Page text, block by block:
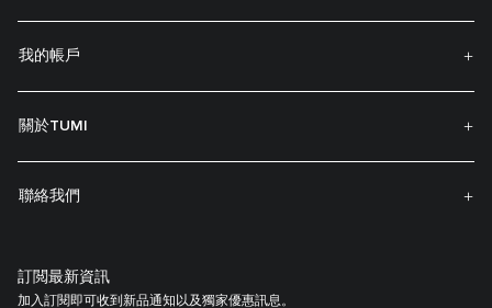
我的帳戶
關於TUMI
聯絡我們
訂閲最新資訊
加入訂閱即可收到新品通知以及獨家優惠訊息。